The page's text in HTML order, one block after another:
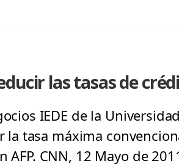
las tasas de
IEDE de la
la tasa máxima
CNN, 12 Mayo de